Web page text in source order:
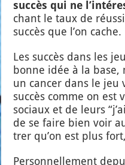
suc­cès qui ne
chant le taux de
suc­cès que l’on cache.
Les suc­cès dans les
bonne idée à la
un can­cer dans le jeu
suc­cès comme on est
sociaux et de leurs
de se faire bien voir
trer qu’on est plus
Per­son­nel­le­ment